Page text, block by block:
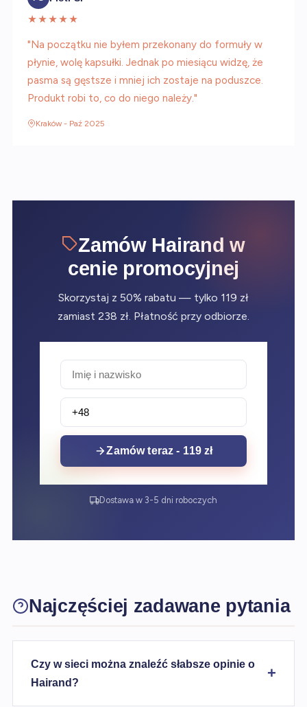
★★★★★
"Na początku nie byłem przekonany do formuły w
płynie, wolę kapsułki. Jednak po miesiącu widzę, że
pasma są gęstsze i mniej ich zostaje na poduszce.
Produkt robi to, co do niego należy."
Kraków - Paź 2025
Zamów Hairand w
cenie promocyjnej
Skorzystaj z 50% rabatu — tylko 119 zł
zamiast 238 zł. Płatność przy odbiorze.
Zamów teraz - 119 zł
Dostawa w 3-5 dni roboczych
Najczęściej zadawane pytania
Czy w sieci można znaleźć słabsze opinie o
Hairand?